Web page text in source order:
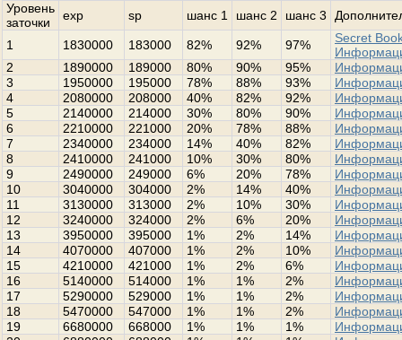
Уровень
заточки
exp sp шанс 1 шанс 2 шанс 3
1 1830000 183000 82% 92% 97%
Secret
2
1890000 189000 80% 90% 95%
3
1950000 195000 78% 88% 93%
4
2080000 208000 40% 82% 92%
5
2140000 214000 30% 80% 90%
6
2210000 221000 20% 78% 88%
7
2340000 234000 14% 40% 82%
8
2410000 241000 10% 30% 80%
9
2490000 249000 6% 20% 78%
10
3040000 304000 2% 14% 40%
11
3130000 313000 2% 10% 30%
12
3240000 324000 2% 6% 20%
13
3950000 395000 1% 2% 14%
14
4070000 407000 1% 2% 10%
15
4210000 421000 1% 2% 6%
16
5140000 514000 1% 1% 2%
17
5290000 529000 1% 1% 2%
18
5470000 547000 1% 1% 2%
19
6680000 668000 1% 1% 1%